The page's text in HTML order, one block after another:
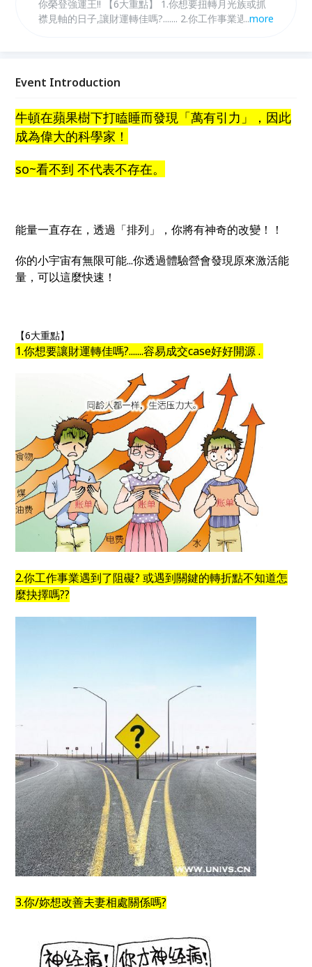
你榮登強運王!! 【6大重點】 1.你想要扭轉月光族或抓
襟見軸的日子,讓財運轉佳嗎?....... 2.你工作事業遇到了
星動趕快結婚嗎? 6.想要改善健康嗎?? 想要改善欲振乏
千世界~~~~
...more
Event Introduction
牛頓在蘋果樹下打瞌睡而發現「萬有引力」，因此
成為偉大的科學家！
so~看不到 不代表不存在。
能量一直存在，透過「排列」，你將有神奇的改變！！
你的小宇宙有無限可能...你透過體驗營會發現原來激活能
量，可以這麼快速！
【6大重點】
1.你想要讓財運轉佳嗎?.......容易成交case好好開源 .
2.你工作事業遇到了阻礙? 或遇到關鍵的轉折點不知道怎
麼抉擇嗎??
3.你/妳想改善夫妻相處關係嗎?